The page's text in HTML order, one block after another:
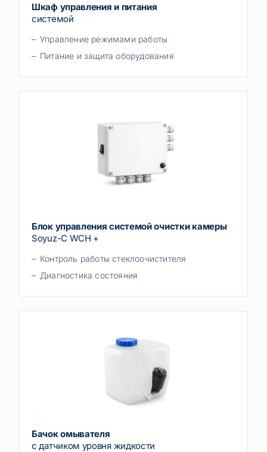
Шкаф управления и питания
системой
Управление режимами работы
Питание и защита оборудования
Блок управления системой очистки камеры
Soyuz-C WCH +
Контроль работы стеклоочистителя
Диагностика состояния
Бачок омывателя
с датчиком уровня жидкости